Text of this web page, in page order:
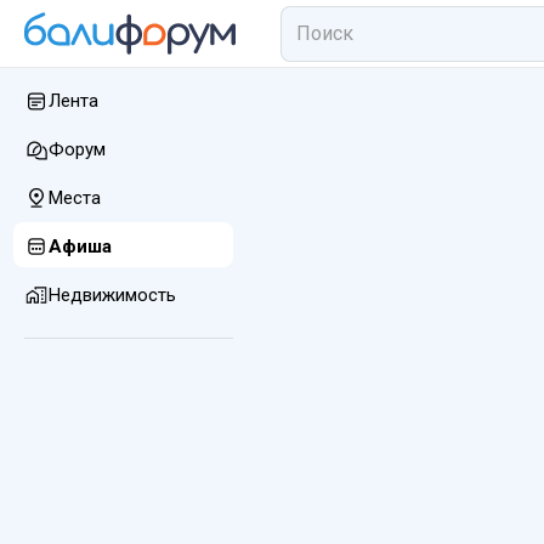
Лента
Форум
Места
Афиша
Недвижимость